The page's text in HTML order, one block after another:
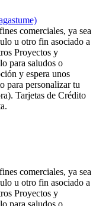
comerciales, ya sea
u otro fin asociado a
Proyectos y
para saludos o
y espera unos
para personalizar tu
Tarjetas de Crédito
comerciales, ya sea
u otro fin asociado a
Proyectos y
para saludos o